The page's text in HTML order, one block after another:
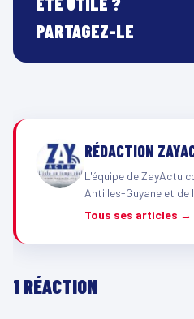
PARTAGEZ-LE
RÉDACTION
L'équipe de ZayActu
Antilles-Guyane et de
Tous ses articles →
1 RÉACTION